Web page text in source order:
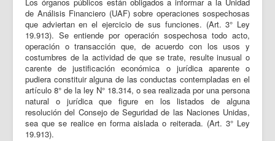
de Análisis Financiero (UAF) sobre operaciones sospechosas
que adviertan en el ejercicio de sus funciones. (Art. 3° Ley
19.913). Se entiende por operación sospechosa todo acto,
operación o transacción que, de acuerdo con los usos y
costumbres de la actividad de que se trate, resulte inusual o
carente de justificación económica o jurídica aparente o
pudiera constituir alguna de las conductas contempladas en el
artículo 8° de la ley N° 18.314, o sea realizada por una persona
natural o jurídica que figure en los listados de alguna
resolución del Consejo de Seguridad de las Naciones Unidas,
sea que se realice en forma aislada o reiterada. (Art. 3° Ley
19.913).